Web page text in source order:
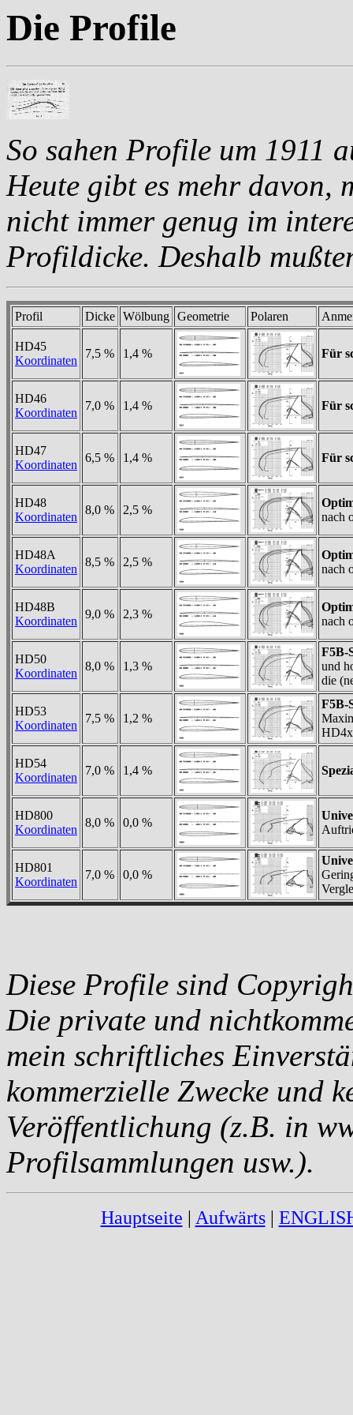
Die Profile
So sahen Profile um 1911
Heute gibt es mehr davon,
nicht immer genug im
Profildicke. Deshalb
Profil Dicke Wölbung Geometrie Polaren
HD45
Koordinaten
7,5 % 1,4 % Für
HD46
Koordinaten
7,0 % 1,4 % Für
HD47
Koordinaten
6,5 % 1,4 % Für
HD48
Koordinaten
8,0 % 2,5 %
nach
HD48A
Koordinaten
8,5 % 2,5 %
nach
HD48B
Koordinaten
9,0 % 2,3 %
nach
HD50
Koordinaten
8,0 % 1,3 %
F5B-
und
die
HD53
Koordinaten
7,5 % 1,2 %
F5B-
HD54
Koordinaten
7,0 % 1,4 %
HD800
Koordinaten
8,0 % 0,0 %
HD801
Koordinaten
7,0 % 0,0 %
Diese Profile sind
Die private und
mein schriftliches
kommerzielle Zwecke und
Veröffentlichung (z.B. in
Profilsammlungen usw.).
Hauptseite | Aufwärts|